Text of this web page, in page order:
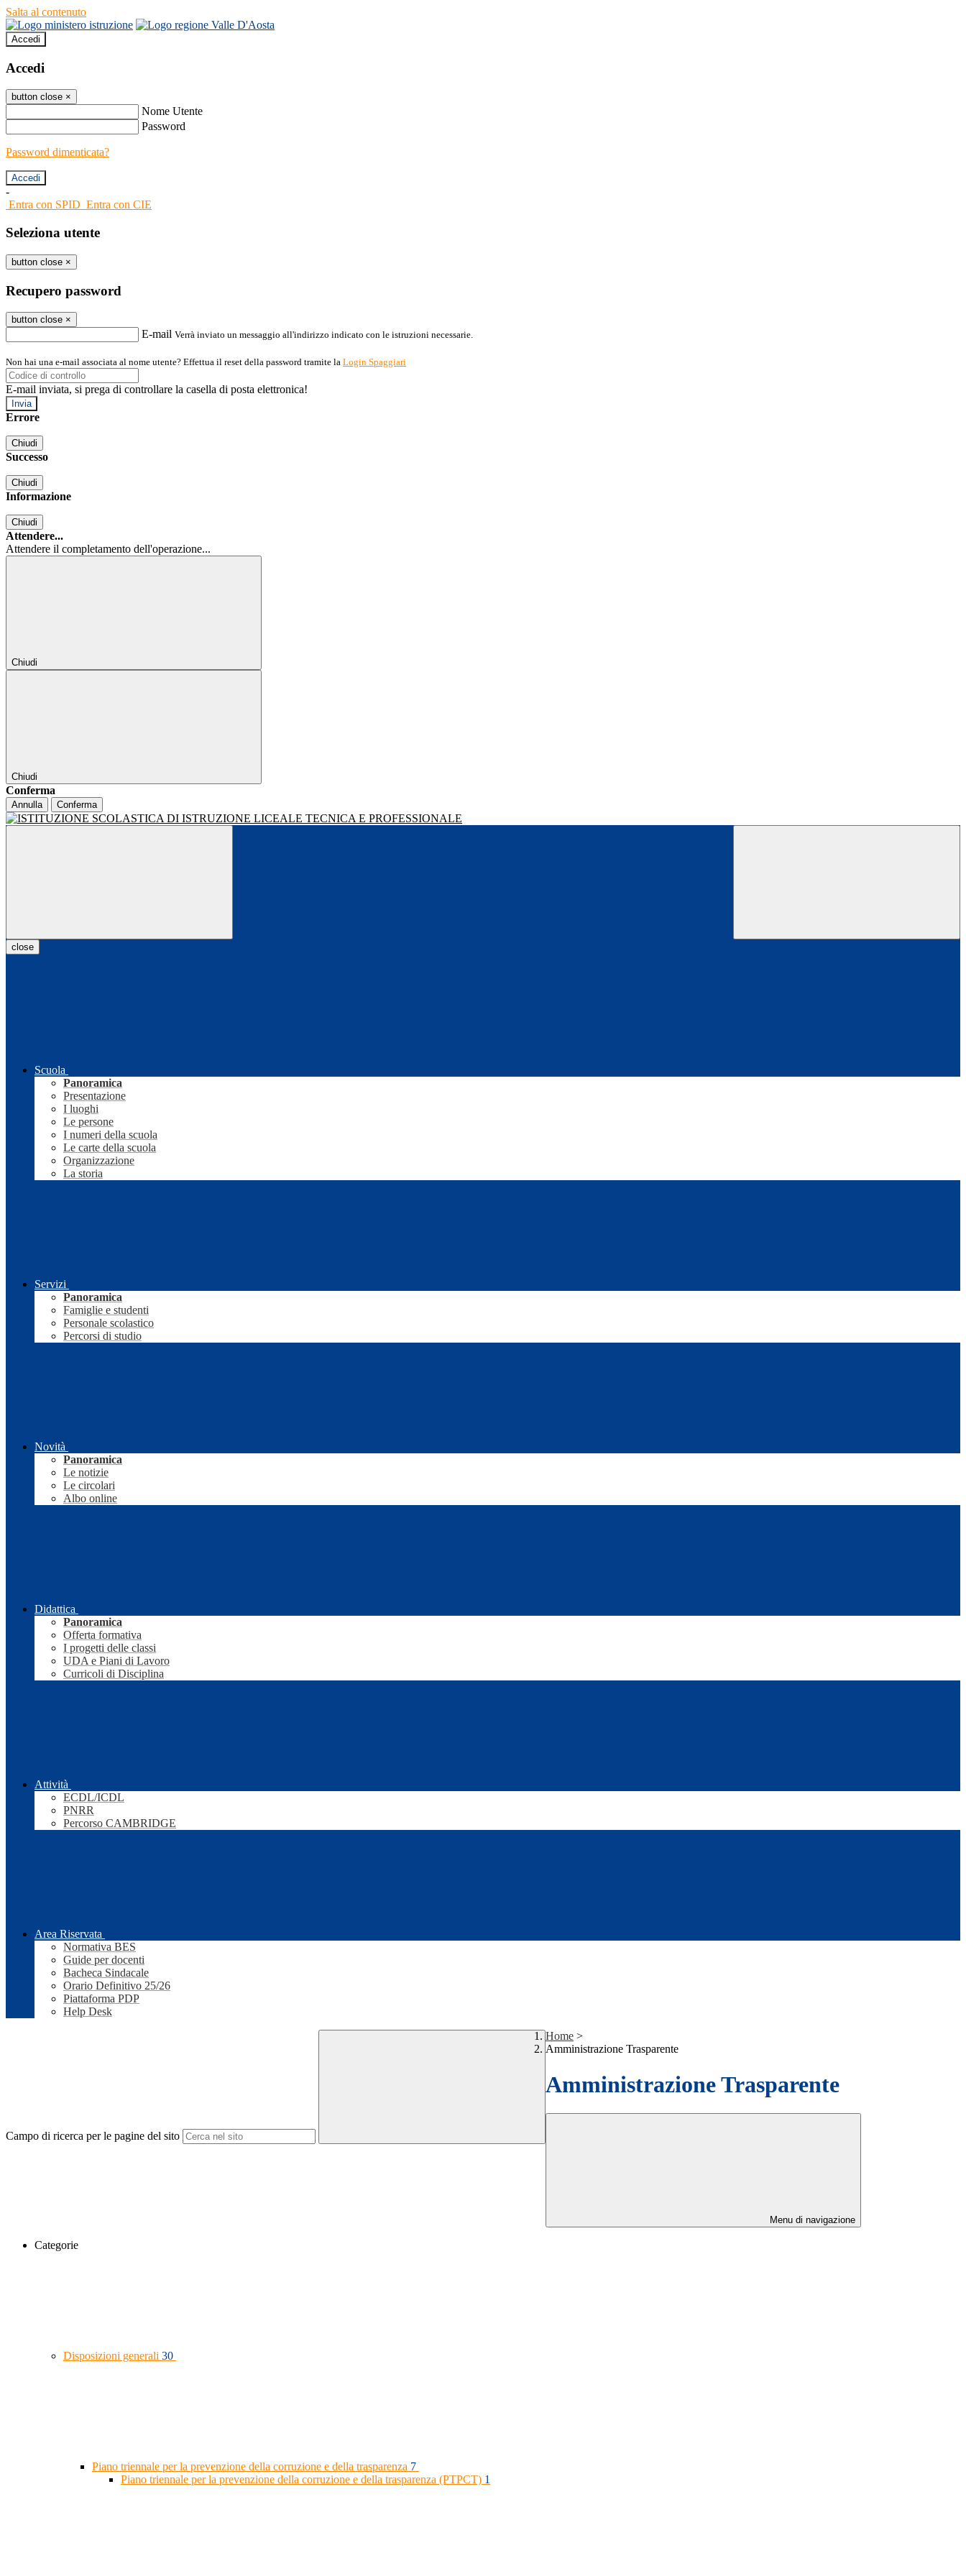
Salta al contenuto
Accedi
Accedi
button close ×
Nome Utente
Password
Password dimenticata?
-
Entra con SPID Entra con CIE
Seleziona utente
button close ×
Recupero password
button close ×
E-mail Verrà inviato un messaggio all'indirizzo indicato con le istruzioni necessarie.
Non hai una e-mail associata al nome utente? Effettua il reset della password tramite la Login Spaggiari
E-mail inviata, si prega di controllare la casella di posta elettronica!
Errore
Chiudi
Successo
Chiudi
Informazione
Chiudi
Attendere...
Attendere il completamento dell'operazione...
Chiudi
Chiudi
Conferma
Annulla Conferma
close
Scuola
Panoramica
Presentazione
I luoghi
Le persone
I numeri della scuola
Le carte della scuola
Organizzazione
La storia
Servizi
Panoramica
Famiglie e studenti
Personale scolastico
Percorsi di studio
Novità
Panoramica
Le notizie
Le circolari
Albo online
Didattica
Panoramica
Offerta formativa
I progetti delle classi
UDA e Piani di Lavoro
Curricoli di Disciplina
Attività
ECDL/ICDL
PNRR
Percorso CAMBRIDGE
Area Riservata
Normativa BES
Guide per docenti
Bacheca Sindacale
Orario Definitivo 25/26
Piattaforma PDP
Help Desk
Campo di ricerca per le pagine del sito
Home >
Amministrazione Trasparente
Amministrazione Trasparente
Menu di navigazione
Categorie
Disposizioni generali 30
Piano triennale per la prevenzione della corruzione e della trasparenza 7
Piano triennale per la prevenzione della corruzione e della trasparenza (PTPCT) 1